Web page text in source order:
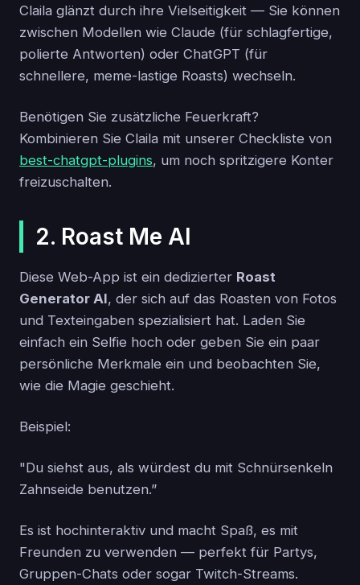
Claila glänzt durch ihre Vielseitigkeit — Sie können
zwischen Modellen wie Claude (für schlagfertige,
polierte Antworten) oder ChatGPT (für
schnellere, meme-lastige Roasts) wechseln.
Benötigen Sie zusätzliche Feuerkraft?
Kombinieren Sie Claila mit unserer Checkliste von
best-chatgpt-plugins, um noch spritzigere Konter
freizuschalten.
2. Roast Me AI
Diese Web-App ist ein dedizierter Roast
Generator AI, der sich auf das Roasten von Fotos
und Texteingaben spezialisiert hat. Laden Sie
einfach ein Selfie hoch oder geben Sie ein paar
persönliche Merkmale ein und beobachten Sie,
wie die Magie geschieht.
Beispiel:
"Du siehst aus, als würdest du mit Schnürsenkeln
Zahnseide benutzen.”
Es ist hochinteraktiv und macht Spaß, es mit
Freunden zu verwenden — perfekt für Partys,
Gruppen-Chats oder sogar Twitch-Streams.